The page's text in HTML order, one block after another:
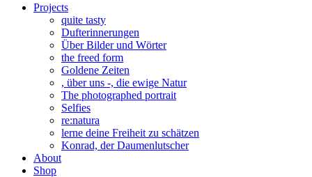
Projects
quite tasty
Dufterinnerungen
Über Bilder und Wörter
the freed form
Goldene Zeiten
, über uns -, die ewige Natur
The photographed portrait
Selfies
re:natura
lerne deine Freiheit zu schätzen
Konrad, der Daumenlutscher
About
Shop